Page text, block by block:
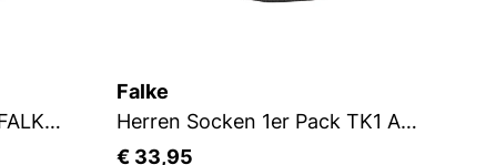
Herren Socken 1er Pack FALKE TK2 SO
Falke
Herren Socken 1er Pack TK1 Adventure Men
€ 33,95